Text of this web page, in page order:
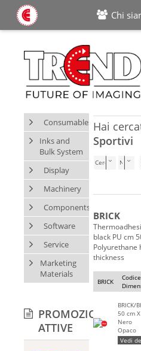
Chi
Consumables
Inks and
Bulk System
Display
Machinery
Components
Software
Service
Marketing
Materials
PROMOZIONI
ATTIVE
Hai
Sportivi
Cerca nella
BRICK
black PU cm
Polyurethane
thickness
BRICK
BRICK/
50 cm
Nero
Opaco
Vedi